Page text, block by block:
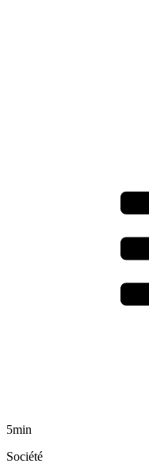
5min
Société